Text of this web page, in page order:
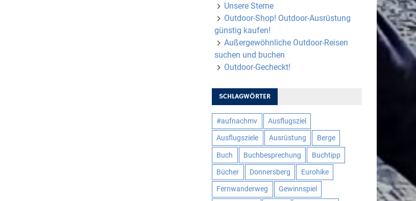
Unsere Sterne
Outdoor-Shop! Outdoor-Ausrüstung
günstig kaufen!
Außergewöhnliche Outdoor-Reisen
suchen und buchen
Outdoor-Gecheckt!
SCHLAGWÖRTER
#aufnachmv Ausflugsziel
Ausflugsziele Ausrüstung Berge
Buch Buchbesprechung Buchtipp
Bücher Donnersberg Eurohike
Fernwanderweg Gewinnspiel